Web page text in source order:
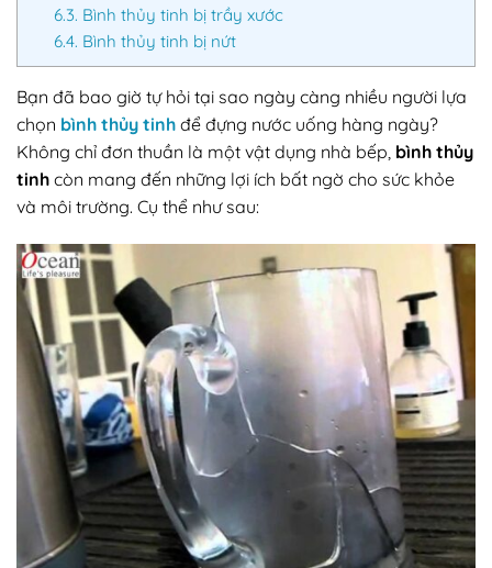
6.3. Bình thủy tinh bị trầy xước
6.4. Bình thủy tinh bị nứt
Bạn đã bao giờ tự hỏi tại sao ngày càng nhiều người lựa
chọn bình thủy tinh để đựng nước uống hàng ngày?
Không chỉ đơn thuần là một vật dụng nhà bếp, bình thủy
tinh còn mang đến những lợi ích bất ngờ cho sức khỏe
và môi trường. Cụ thể như sau: